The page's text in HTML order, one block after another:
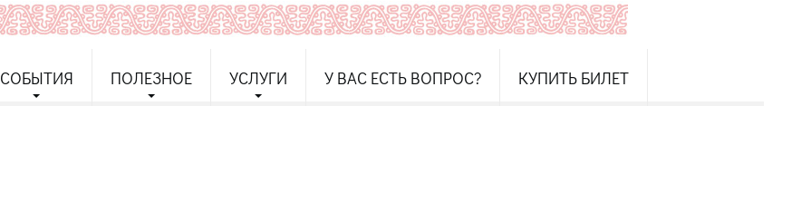
СОБЫТИЯ ПОЛЕЗНОЕ УСЛУГИ У ВАС ЕСТЬ ВОПРОС? КУПИТЬ БИЛЕТ